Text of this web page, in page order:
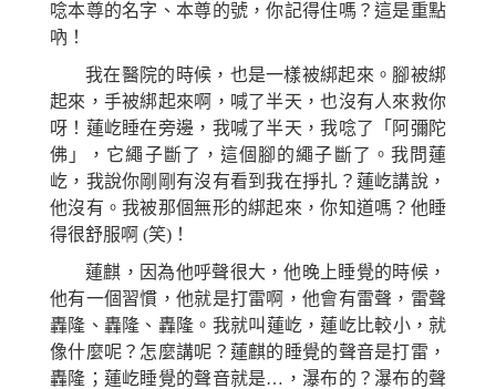
唸本尊的名字、本尊的號，你記得住嗎？這是重點
吶！
我在醫院的時候，也是一樣被綁起來。腳被綁
起來，手被綁起來啊，喊了半天，也沒有人來救你
呀！蓮屹睡在旁邊，我喊了半天，我唸了「阿彌陀
佛」，它繩子斷了，這個腳的繩子斷了。我問蓮
屹，我說你剛剛有沒有看到我在掙扎？蓮屹講說，
他沒有。我被那個無形的綁起來，你知道嗎？他睡
得很舒服啊 (笑)！
蓮麒，因為他呼聲很大，他晚上睡覺的時候，
他有一個習慣，他就是打雷啊， 他會有雷聲，雷聲
轟隆 、 轟隆 、 轟隆 。我就叫蓮屹，蓮屹比較小，就
像什麼呢？怎麼講呢？蓮麒的睡覺的聲音是打雷，
轟隆 ；蓮屹睡覺的聲音就是…，瀑布的？瀑布的聲